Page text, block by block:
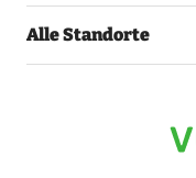
Alle Standorte